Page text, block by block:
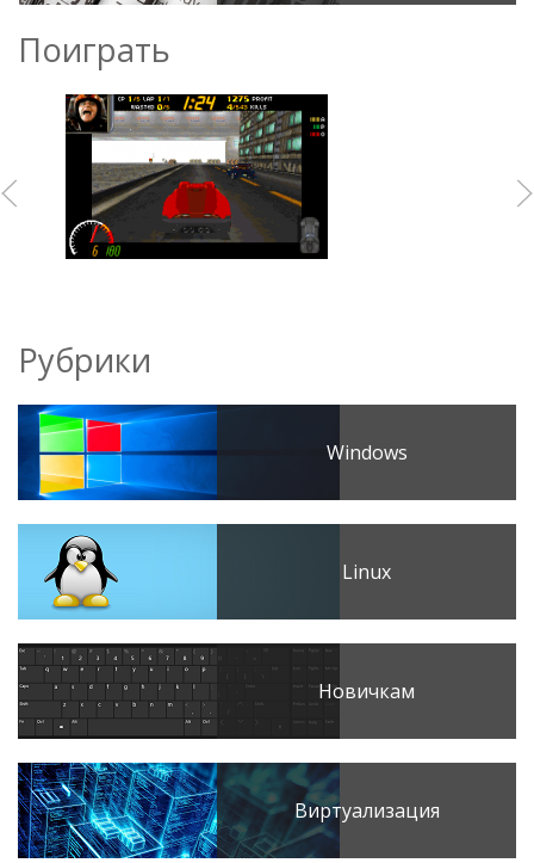
Поиграть
Рубрики
Windows
Linux
Новичкам
Виртуализация